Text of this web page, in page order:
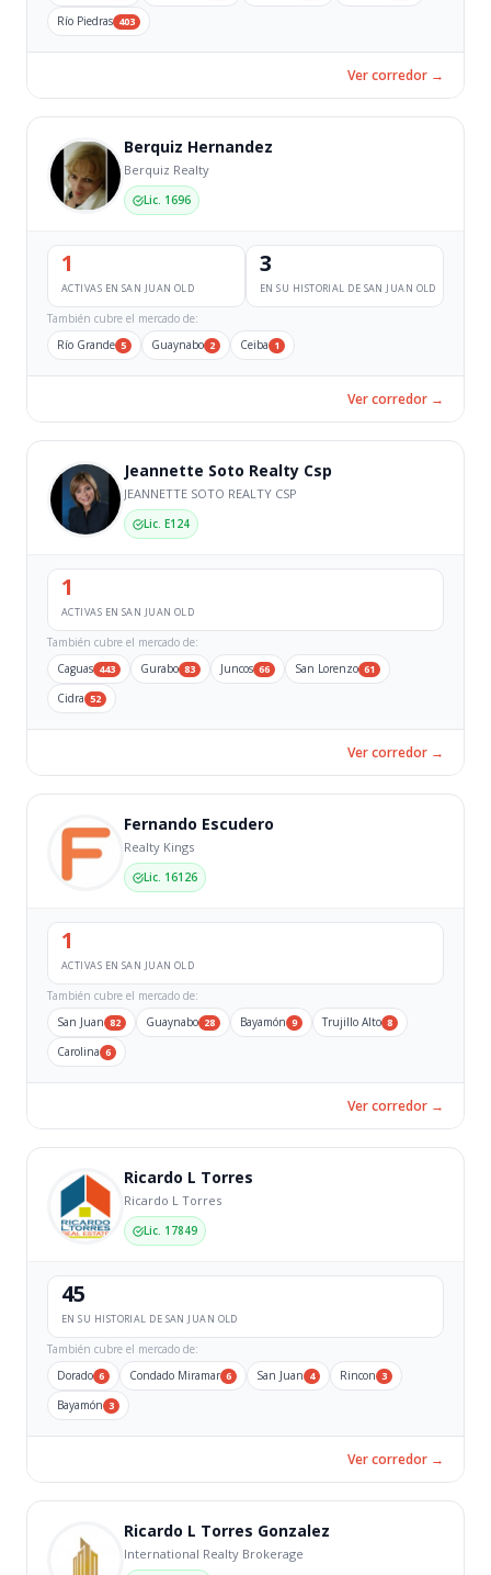
Río Piedras 403
Ver corredor →
Berquiz Hernandez
Berquiz Realty
Lic. 1696
1
ACTIVAS EN SAN JUAN OLD
3
EN SU HISTORIAL DE SAN JUAN OLD
También cubre el mercado de:
Río Grande 5 Guaynabo 2 Ceiba 1
Ver corredor →
Jeannette Soto Realty Csp
JEANNETTE SOTO REALTY CSP
Lic. E124
1
ACTIVAS EN SAN JUAN OLD
También cubre el mercado de:
Caguas 443 Gurabo 83 Juncos 66 San Lorenzo 61
Cidra 52
Ver corredor →
Fernando Escudero
Realty Kings
Lic. 16126
1
ACTIVAS EN SAN JUAN OLD
También cubre el mercado de:
San Juan 82 Guaynabo 28 Bayamón 9 Trujillo Alto 8
Carolina 6
Ver corredor →
Ricardo L Torres
Ricardo L Torres
Lic. 17849
45
EN SU HISTORIAL DE SAN JUAN OLD
También cubre el mercado de:
Dorado 6 Condado Miramar 6 San Juan 4 Rincon 3
Bayamón 3
Ver corredor →
Ricardo L Torres Gonzalez
International Realty Brokerage